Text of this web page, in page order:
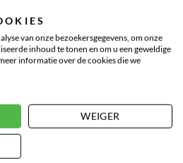
van onze bezoekersgegevens, om onze
inhoud te tonen en om u een geweldige
informatie over de cookies die we
WEIGER